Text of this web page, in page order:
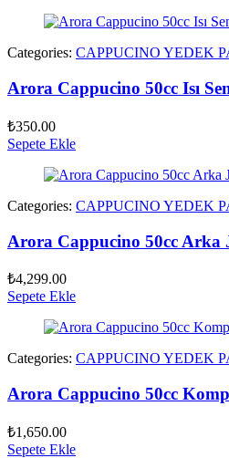
Categories: CAPPUCINO YEDEK
Arora Cappucino 50cc Isı
₺350.00
Sepete Ekle
Categories: CAPPUCINO YEDEK
Arora Cappucino 50cc Arka
₺4,299.00
Sepete Ekle
Categories: CAPPUCINO YEDEK
Arora Cappucino 50cc
₺1,650.00
Sepete Ekle